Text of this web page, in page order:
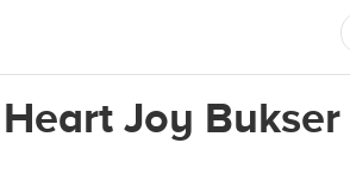
Joy Bukser